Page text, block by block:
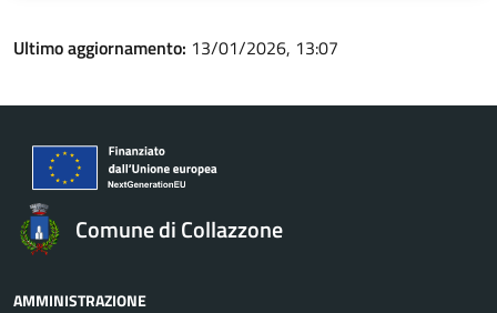
Ultimo aggiornamento: 13/01/2026, 13:07
Comune di Collazzone
AMMINISTRAZIONE